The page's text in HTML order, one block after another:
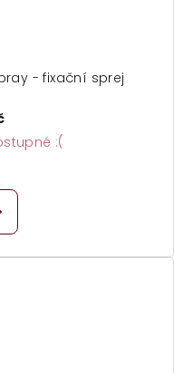
- fixační sprej
:(